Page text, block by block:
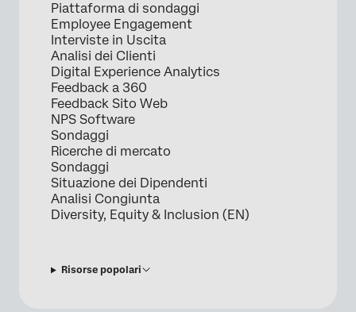
Piattaforma di sondaggi
Employee Engagement
Interviste in Uscita
Analisi dei Clienti
Digital Experience Analytics
Feedback a 360
Feedback Sito Web
NPS Software
Sondaggi
Ricerche di mercato
Sondaggi
Situazione dei Dipendenti
Analisi Congiunta
Diversity, Equity & Inclusion (EN)
Risorse popolari